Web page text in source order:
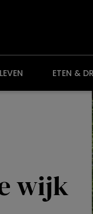
ETEN &
wijk